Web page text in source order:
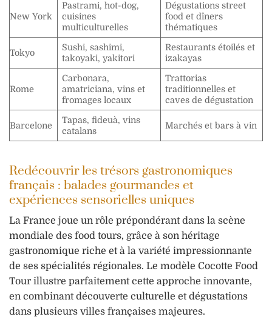
New York
Pastrami, hot-dog,
cuisines
multiculturelles
Dégustations street
food et dîners
thématiques
Tokyo
Sushi, sashimi,
takoyaki, yakitori
Restaurants étoilés et
izakayas
Rome
Carbonara,
amatriciana, vins et
fromages locaux
Trattorias
traditionnelles et
caves de dégustation
Barcelone
Tapas, fideuà, vins
catalans
Marchés et bars à vin
Redécouvrir les trésors gastronomiques
français : balades gourmandes et
expériences sensorielles uniques
La France joue un rôle prépondérant dans la scène
mondiale des food tours, grâce à son héritage
gastronomique riche et à la variété impressionnante
de ses spécialités régionales. Le modèle Cocotte Food
Tour illustre parfaitement cette approche innovante,
en combinant découverte culturelle et dégustations
dans plusieurs villes françaises majeures.